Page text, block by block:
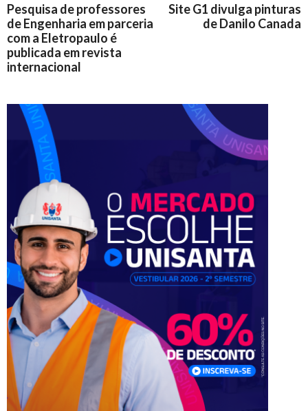
Pesquisa de professores
de Engenharia em parceria
com a Eletropaulo é
publicada em revista
internacional
Site G1 divulga pinturas
de Danilo Canada